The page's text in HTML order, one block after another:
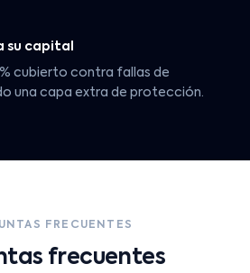
su capital
cubierto contra fallas de
una capa extra de protección.
FRECUENTES
frecuentes